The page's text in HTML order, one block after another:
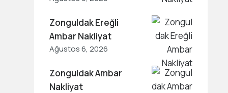
Zonguldak Ereğli
Ambar Nakliyat
Ağustos 6, 2026
Zonguldak Ambar
Nakliyat